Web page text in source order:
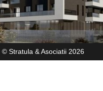
© Stratula & Asociatii 2026